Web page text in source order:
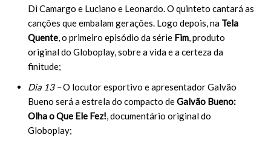
Di Camargo e Luciano e Leonardo. O quinteto cantará as
canções que embalam gerações. Logo depois, na Tela
Quente, o primeiro episódio da série Fim, produto
original do Globoplay, sobre a vida e a certeza da
finitude;
Dia 13 –O locutor esportivo e apresentador Galvão
Bueno será a estrela do compacto deGalvão Bueno:
Olha o Que Ele Fez!, documentário original do
Globoplay;